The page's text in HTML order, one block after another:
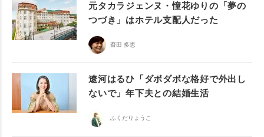
元タカラジェンヌ・憧花ゆりの「夢の
つづき」はホテル支配人だった
齋田 多恵
遼河はるひ「ダボダボな格好で外出し
ないで」年下夫との結婚生活
ふくだりょうこ